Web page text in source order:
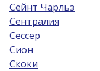
Сейнт Чарльз
Сентралия
Сессер
Сион
Скоки